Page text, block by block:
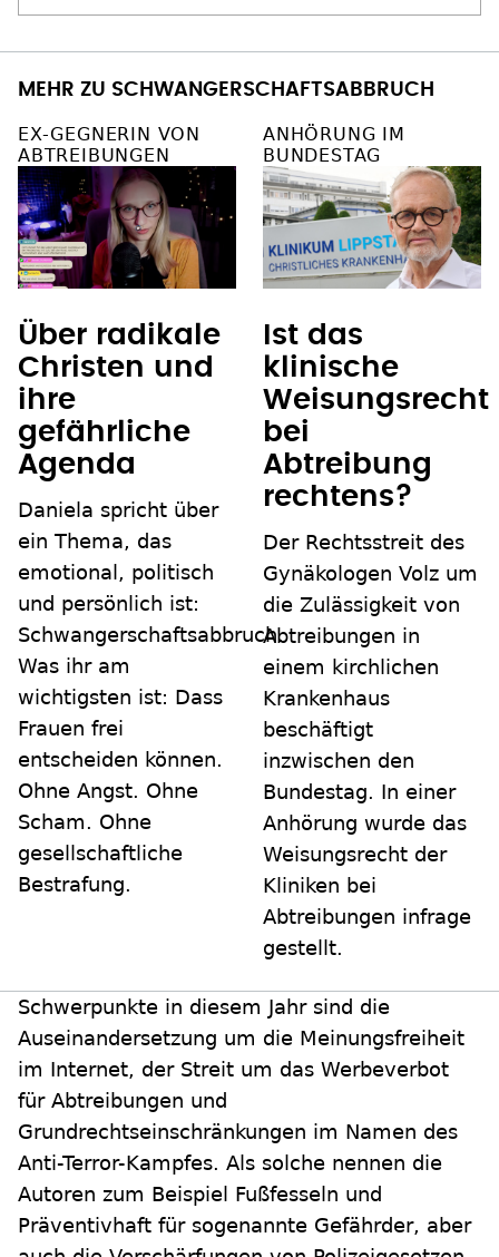
MEHR ZU SCHWANGERSCHAFTSABBRUCH
EX-GEGNERIN VON
ABTREIBUNGEN
Über radikale
Christen und
ihre
gefährliche
Agenda
Daniela spricht über
ein Thema, das
emotional, politisch
und persönlich ist:
Schwangerschaftsabbruch.
Was ihr am
wichtigsten ist: Dass
Frauen frei
entscheiden können.
Ohne Angst. Ohne
Scham. Ohne
gesellschaftliche
Bestrafung.
ANHÖRUNG IM
BUNDESTAG
Ist das
klinische
Weisungsrecht
bei
Abtreibung
rechtens?
Der Rechtsstreit des
Gynäkologen Volz um
die Zulässigkeit von
Abtreibungen in
einem kirchlichen
Krankenhaus
beschäftigt
inzwischen den
Bundestag. In einer
Anhörung wurde das
Weisungsrecht der
Kliniken bei
Abtreibungen infrage
gestellt.
Schwerpunkte in diesem Jahr sind die
Auseinandersetzung um die Meinungsfreiheit
im Internet, der Streit um das Werbeverbot
für Abtreibungen und
Grundrechtseinschränkungen im Namen des
Anti-Terror-Kampfes. Als solche nennen die
Autoren zum Beispiel Fußfesseln und
Präventivhaft für sogenannte Gefährder, aber